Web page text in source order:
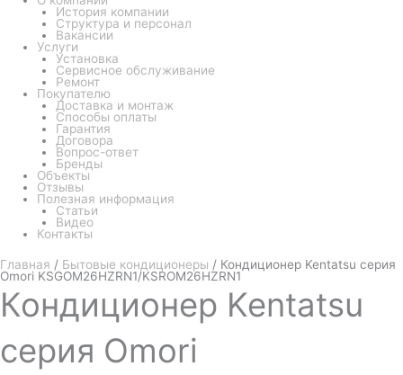
История компании
Структура и персонал
Вакансии
Услуги
Установка
Сервисное обслуживание
Ремонт
Покупателю
Доставка и монтаж
Способы оплаты
Гарантия
Договора
Вопрос-ответ
Бренды
Объекты
Отзывы
Полезная информация
Статьи
Видео
Контакты
Главная / Бытовые кондиционеры / Кондиционер Kentatsu серия
Omori KSGOM26HZRN1/KSROM26HZRN1
Кондиционер Kentatsu
серия Omori